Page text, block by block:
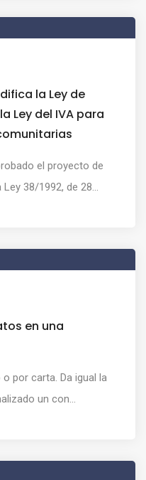
la Ley de
Ley del IVA para
el proyecto de
38/1992, de 28...
en una
por carta. Da igual la
un con...